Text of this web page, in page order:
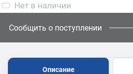
Нет в наличии
Сообщить о поступлении
Описание